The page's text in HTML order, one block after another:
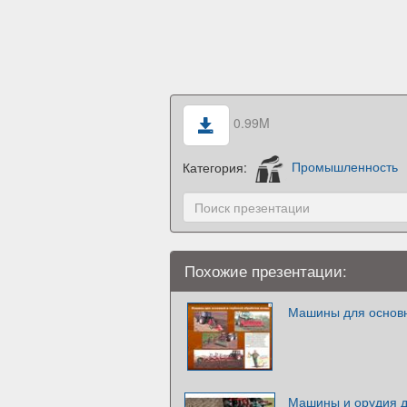
0.99M
Категория: Промышленность
Похожие презентации:
Машины для
Машины и орудия